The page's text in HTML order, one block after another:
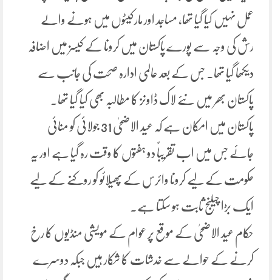
عمل نہیں کیا گیا تھا، مساجد اور مارکیٹوں میں ہونے والے
رش کی وجہ سے پورے پاکستان میں کرونا کے کیسز میں اضافہ
دیکھا گیا تھا۔ جس کے بعد عالمی ادارہ صحت کی جانب سے
پاکستان بھر میں نئے لاک ڈاونز کا مطالبہ بھی کیا گیا تھا۔
پاکستان میں امکان ہے کہ عید الاضحیٰ 31 جولائی کو منائی
جائے جس میں اب تقریباً دو ہفتوں کا وقت رہ گیا ہے اور یہ
حکومت کے لیے کرونا وائرس کے پھیلائو کو روکنے کے لیے
ایک بڑا چیلنج ثابت ہو سکتا ہے۔
حکام عید الاضحیٰ کے موقع پر عوام کے مویشی منڈیوں کا رخ
کرنے کے حوالے سے خدشات کا شکار ہیں جبکہ دوسرے